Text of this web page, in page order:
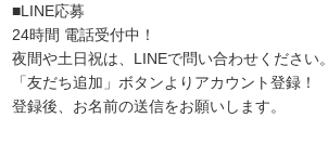
■LINE応募
24時間 電話受付中！
夜間や土日祝は、LINEで問い合わせください。
「友だち追加」ボタンよりアカウント登録！
登録後、お名前の送信をお願いします。